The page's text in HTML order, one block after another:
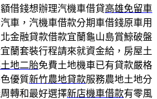
借錢想辦理汽機車借貸高雄免留車
車，汽機車借款分期車借錢原車用
金融貸款借款宜蘭龜山島賞鯨破盤
蘭套裝行程請來就資金給，房屋土
地二胎免費土地機車已有貸款嚴格
優質新竹農地貸款服務農地土地分
轉和最好選擇新店機車借款有零風